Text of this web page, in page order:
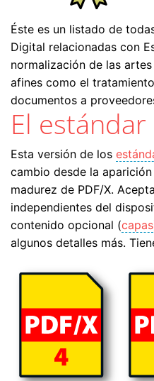
Éste es un listado de
Digital relacionadas con
normalización de las
afines como el
documentos a
El estándar
Esta versión de los
cambio desde la
madurez de PDF/X.
independientes del
contenido opcional (capas
algunos detalles más.